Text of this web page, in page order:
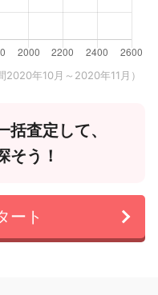
2020年10月～2020年11月）
査定して、
そう！
ート